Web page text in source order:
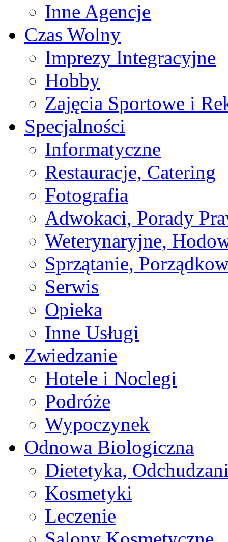
Inne Agencje
Czas Wolny
Imprezy Integracyjne
Hobby
Zajęcia Sportowe i
Specjalności
Informatyczne
Restauracje, Catering
Fotografia
Adwokaci, Porady
Weterynaryjne,
Sprzątanie,
Serwis
Opieka
Inne Usługi
Zwiedzanie
Hotele i Noclegi
Podróże
Wypoczynek
Odnowa Biologiczna
Dietetyka,
Kosmetyki
Leczenie